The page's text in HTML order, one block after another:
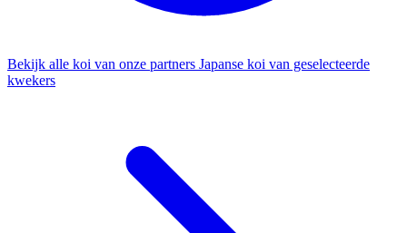
Bekijk alle koi van onze partners Japanse koi van geselecteerde
kwekers